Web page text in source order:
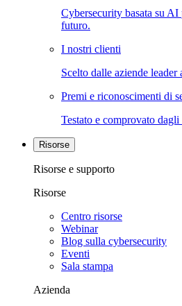
Cybersecurity basata su
futuro.
I nostri clienti
Scelto dalle aziende
Premi e riconoscimenti di
Testato e comprovato dagli
Risorse
Risorse e supporto
Risorse
Centro risorse
Webinar
Blog sulla cybersecurity
Eventi
Sala stampa
Azienda